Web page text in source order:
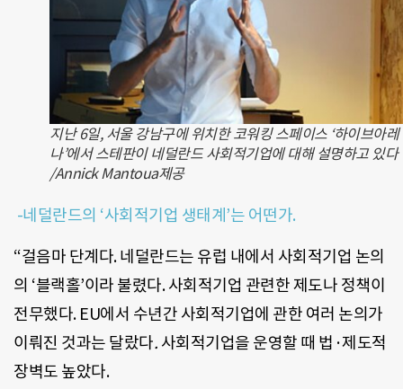
지난 6일, 서울 강남구에 위치한 코워킹 스페이스 ‘하이브아레
나’에서 스테판이 네덜란드 사회적기업에 대해 설명하고 있다
/Annick Mantoua제공
-네덜란드의 ‘사회적기업 생태계’는 어떤가.
“걸음마 단계다. 네덜란드는 유럽 내에서 사회적기업 논의
의 ‘블랙홀’이라 불렸다. 사회적기업 관련한 제도나 정책이
전무했다. EU에서 수년간 사회적기업에 관한 여러 논의가
이뤄진 것과는 달랐다. 사회적기업을 운영할 때 법·제도적
장벽도 높았다.